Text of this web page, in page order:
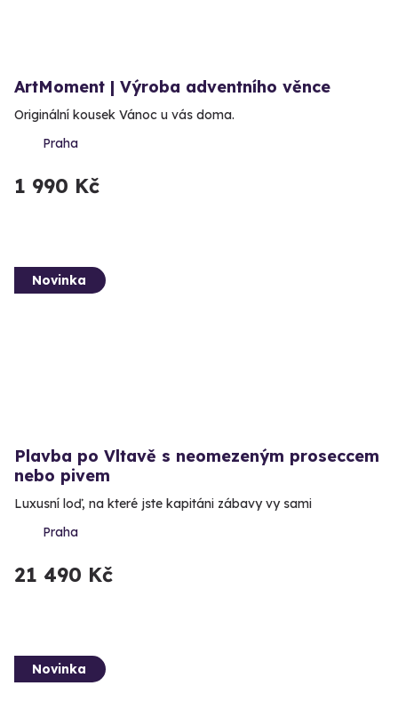
ArtMoment | Výroba adventního věnce
Originální kousek Vánoc u vás doma.
Praha
1 990 Kč
Novinka
Plavba po Vltavě s neomezeným proseccem
nebo pivem
Luxusní loď, na které jste kapitáni zábavy vy sami
Praha
21 490 Kč
Novinka